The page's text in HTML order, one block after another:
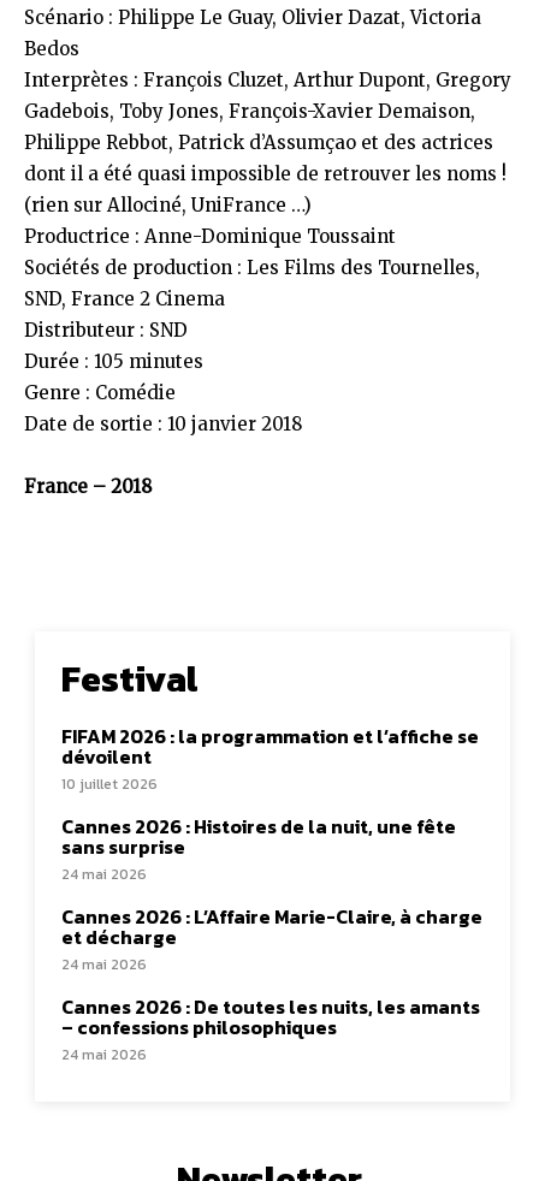
Scénario : Philippe Le Guay, Olivier Dazat, Victoria
Bedos
Interprètes : François Cluzet, Arthur Dupont, Gregory
Gadebois, Toby Jones, François-Xavier Demaison,
Philippe Rebbot, Patrick d’Assumçao et des actrices
dont il a été quasi impossible de retrouver les noms !
(rien sur Allociné, UniFrance …)
Productrice : Anne-Dominique Toussaint
Sociétés de production : Les Films des Tournelles,
SND, France 2 Cinema
Distributeur : SND
Durée : 105 minutes
Genre : Comédie
Date de sortie : 10 janvier 2018
France – 2018
Festival
FIFAM 2026 : la programmation et l’affiche se
dévoilent
10 juillet 2026
Cannes 2026 : Histoires de la nuit, une fête
sans surprise
24 mai 2026
Cannes 2026 : L’Affaire Marie-Claire, à charge
et décharge
24 mai 2026
Cannes 2026 : De toutes les nuits, les amants
– confessions philosophiques
24 mai 2026